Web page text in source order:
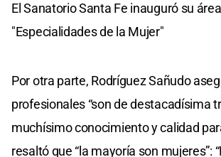
El Sanatorio Santa Fe inauguró su
"Especialidades de la Mujer"
Por otra parte, Rodríguez Sañudo
profesionales “son de destacadísima
muchísimo conocimiento y calidad
resaltó que “la mayoría son mujeres”: